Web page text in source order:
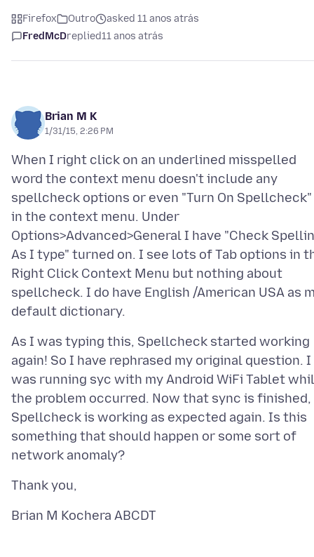
Firefox Outro
asked 11 anos atrás
FredMcDreplied11 anos atrás
Brian M K
1/31/15, 2:26 PM
When I right click on an underlined misspelled
word the context menu doesn't include any
spellcheck options or even "Turn On Spellcheck"
in the context menu. Under
Options>Advanced>General I have "Check
As I type" turned on. I see lots of Tab options in
Right Click Context Menu but nothing about
spellcheck. I do have English /American USA as
As I was typing this, Spellcheck started working
again! So I have rephrased my original question. I
was running syc with my Android WiFi Tablet
the problem occurred. Now that sync is finished,
Spellcheck is working as expected again. Is this
something that should happen or some sort of